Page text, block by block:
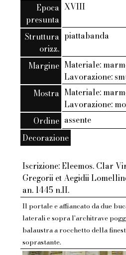
Epoca
presunta
XVIII
Struttura
orizz.
piattabanda
Margine Materiale:
Lavorazione:
Mostra Materiale:
Lavorazione:
Ordine assente
Decorazione
Iscrizione: Eleemos. Clar
Gregorii et Aegidii
an. 1445 n.II.
Il portale e affiancato da due
laterali e sopra l'architrave
balaustra a rocchetto della
soprastante.